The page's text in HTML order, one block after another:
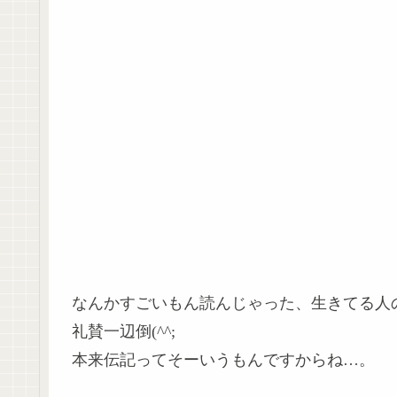
なんかすごいもん読んじゃった、生きてる人
礼賛一辺倒(^^;
本来伝記ってそーいうもんですからね…。